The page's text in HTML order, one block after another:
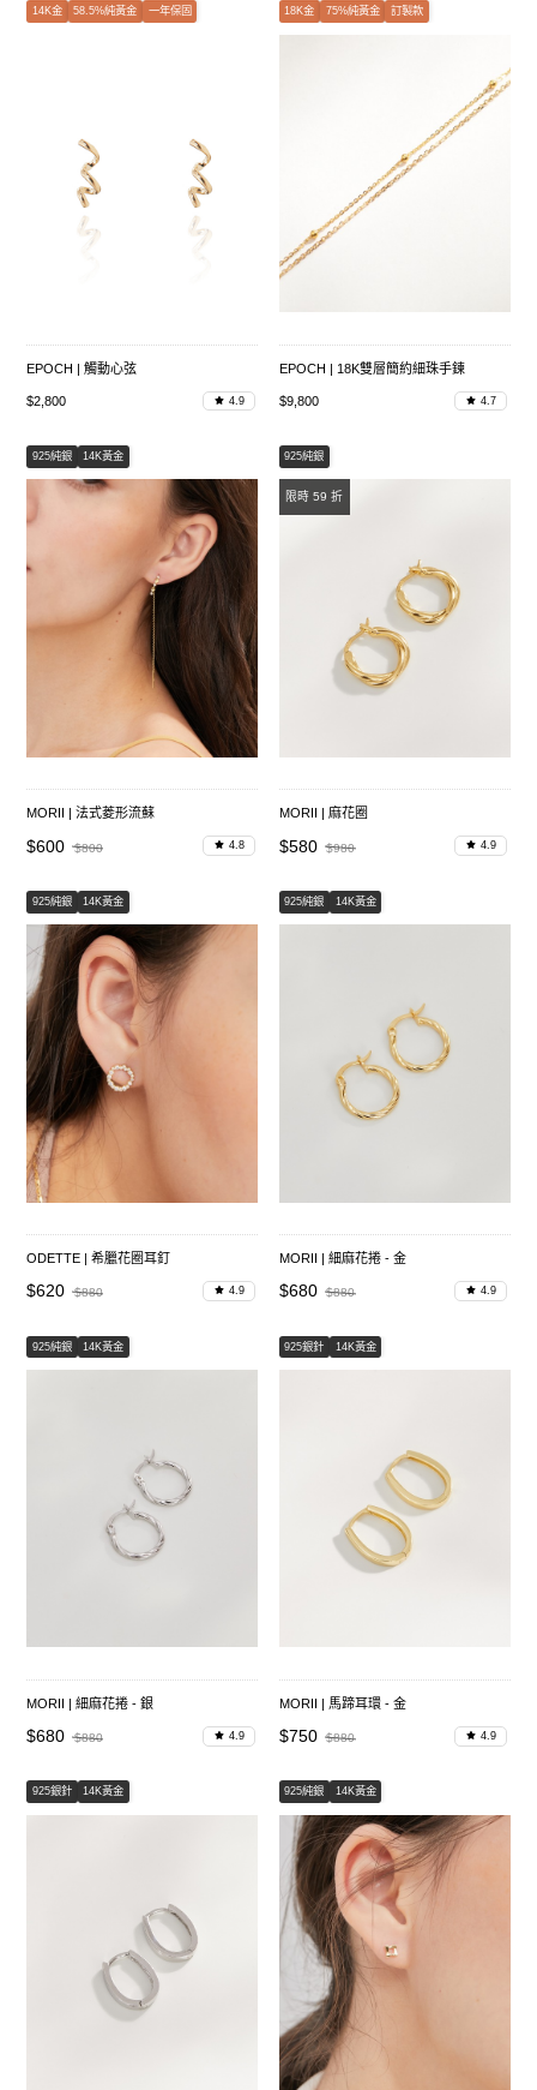
14K金 58.5%純黃金 一年保固
EPOCH | 觸動心弦
$2,800 4.9
18K金 75%純黃金 訂製款
EPOCH | 18K雙層簡約細珠手鍊
$9,800 4.7
925純銀 14K黃金
MORII | 法式菱形流蘇
$600 $800 4.8
限時 59 折
925純銀
MORII | 麻花圈
$580 $980 4.9
925純銀 14K黃金
ODETTE | 希臘花圈耳釘
$620 $880 4.9
925純銀 14K黃金
MORII | 細麻花捲 - 金
$680 $880 4.9
925純銀 14K黃金
MORII | 細麻花捲 - 銀
$680 $880 4.9
925銀針 14K黃金
MORII | 馬蹄耳環 - 金
$750 $880 4.9
925銀針 14K黃金 925純銀 14K黃金